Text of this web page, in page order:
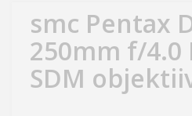
smc Pentax
250mm f/4.0
SDM
aed
Ilu